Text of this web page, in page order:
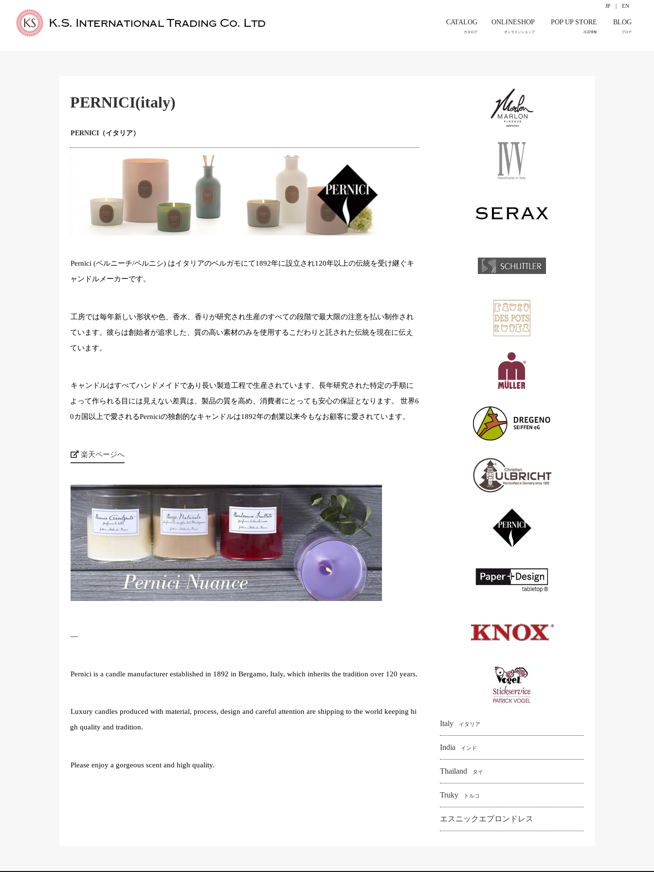
CATALOG
カタログ
ONLINESHOP
オンラインショップ
POP UP STORE
出店情報
BLOG
ブログ
JP | EN
PERNICI(italy)
PERNICI（イタリア）
Pernici (ペルニーチ/ペルニシ) はイタリアのベルガモにて1892年に設立され120年以上の伝統を受け継ぐキ
ャンドルメーカーです。
工房では毎年新しい形状や色、香水、香りが研究され生産のすべての段階で最大限の注意を払い制作され
ています。彼らは創始者が追求した、質の高い素材のみを使用するこだわりと託された伝統を現在に伝え
ています。
キャンドルはすべてハンドメイドであり長い製造工程で生産されています。長年研究された特定の手順に
よって作られる目には見えない差異は、製品の質を高め、消費者にとっても安心の保証となります。 世界6
0カ国以上で愛されるPerniciの独創的なキャンドルは1892年の創業以来今もなお顧客に愛されています。
楽天ページへ
—
Pernici is a candle manufacturer established in 1892 in Bergamo, Italy, which inherits the tradition over 120 years.
Luxury candles produced with material, process, design and careful attention are shipping to the world keeping hi
gh quality and tradition.
Please enjoy a gorgeous scent and high quality.
Italy イタリア
India インド
Thailand タイ
Truky トルコ
エスニックエプロンドレス